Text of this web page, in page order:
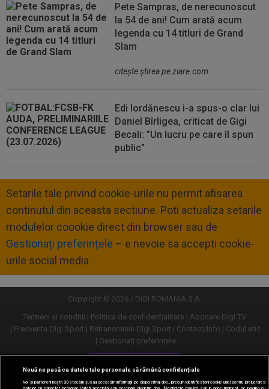
Pete Sampras, de nerecunoscut
la 54 de ani! Cum arată acum
legenda cu 14 titluri de Grand
Slam
citeşte ştirea pe ziare.com
Edi Iordănescu i-a spus-o clar lui
Daniel Bîrligea, criticat de Gigi
Becali: ”Un lucru pe care îl spun
public”
Setarile tale privind cookie-urile nu permit afisarea
continutul din aceasta sectiune. Poti actualiza setarile
modulelor coookie direct din browser sau de
Gestionați preferințele – e nevoie sa accepti cookie-
urile social media
Copyright © 2026 / DIGI ROMANIA S.A.
Termeni si conditii
Politica de confidentialitate
Abonare Digi TV
Frecvente Digi Sport
Retransmisie Digi Sport Contact/Info
Codul etic
Gestionați preferințele
Versiune desktop
Nouă ne pasă ca datele tale personale să rămână confidențiale
Noi și partenerii noștri30stocăm și/sau accesăm informații pe dispozitivul dvs., precum identificatorii cookie unici pentru prelucrarea